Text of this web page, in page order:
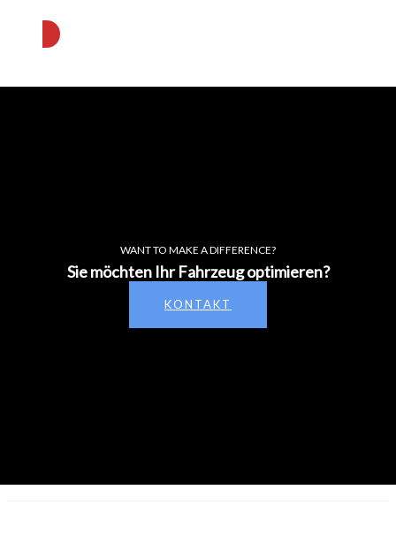
WANT TO MAKE A DIFFERENCE?
Sie möchten Ihr Fahrzeug optimieren?
KONTAKT